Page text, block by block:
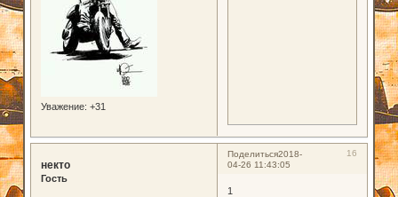
Уважение: +31
Поделиться 16
2018-
04-26 11:43:05
некто
Гость
1